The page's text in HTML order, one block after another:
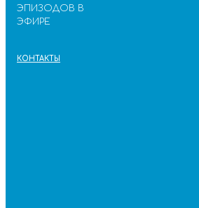
ЭПИЗОДОВ В
ЭФИРЕ
КОНТАКТЫ